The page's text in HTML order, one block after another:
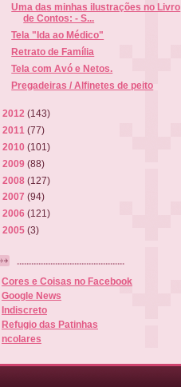
Uma das minhas ilustrações no Livro
de Contos: - S...
Tela "Ida ao Médico"
Retrato de Família
Tela com Avó e Netos.
Pregadeiras / Alfinetes de peito
2012 (143)
2011 (77)
2010 (101)
2009 (88)
2008 (127)
2007 (94)
2006 (121)
2005 (3)
.............................................
Cores e Coisas no Facebook
Google News
Indiscreto
Refugio das Patinhas
ncolares